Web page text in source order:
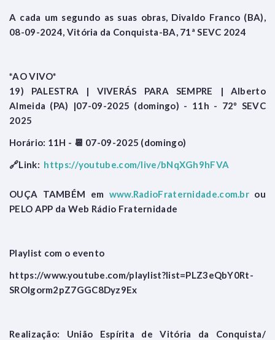
A cada um segundo as suas obras, Divaldo Franco (BA),
08-09-2024, Vitória da Conquista-BA, 71ª SEVC 2024
*AO VIVO*
19) PALESTRA | VIVERÁS PARA SEMPRE | Alberto
Almeida (PA) |07-09-2025 (domingo) - 11h - 72º SEVC
2025
Horário: 11H - 📆 07-09-2025 (domingo)
🔗Link: https://youtube.com/live/bNqXGh9hFVA
OUÇA TAMBÉM em www.RadioFraternidade.com.br ou
PELO APP da Web Rádio Fraternidade
Playlist com o evento
https://www.youtube.com/playlist?list=PLZ3eQbY0Rt-
SROlgorm2pZ7GGC8Dyz9Ex
Realização: União Espírita de Vitória da Conquista/